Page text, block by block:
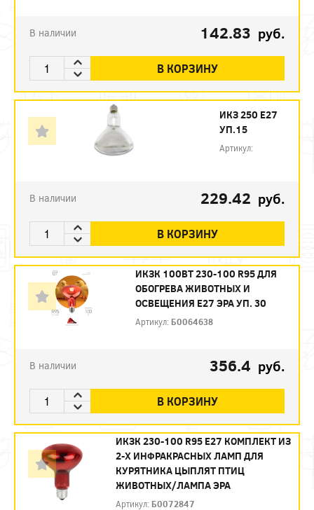
В наличии 142.83 руб.
В КОРЗИНУ
ИКЗ 250 Е27
УП.15
Артикул:
В наличии 229.42 руб.
В КОРЗИНУ
ИКЗК 100ВТ 230-100 R95 ДЛЯ
ОБОГРЕВА ЖИВОТНЫХ И
ОСВЕЩЕНИЯ Е27 ЭРА УП. 30
Артикул: Б0064638
В наличии 356.4 руб.
В КОРЗИНУ
ИКЗК 230-100 R95 E27 КОМПЛЕКТ ИЗ
2-Х ИНФРАКРАСНЫХ ЛАМП ДЛЯ
КУРЯТНИКА ЦЫПЛЯТ ПТИЦ
ЖИВОТНЫХ/ЛАМПА ЭРА
Артикул: Б0072847